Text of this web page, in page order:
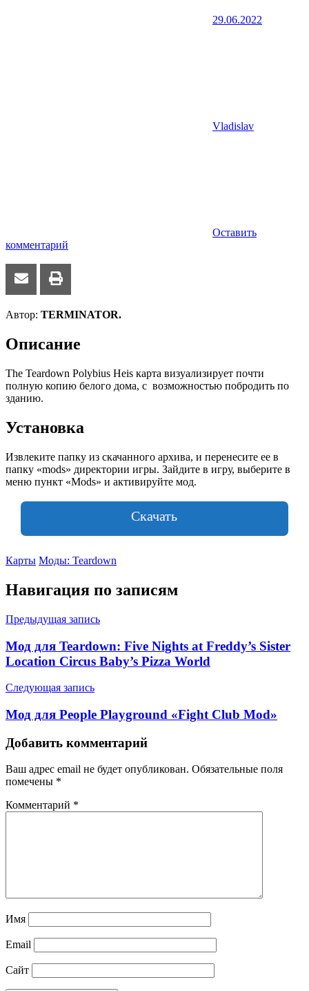
29.06.2022
Vladislav
Оставить
комментарий
Автор: TERMINATOR.
Описание
The Teardown Polybius Heis карта визуализирует почти
полную копию белого дома, с возможностью побродить по
зданию.
Установка
Извлеките папку из скачанного архива, и перенесите ее в
папку «mods» директории игры. Зайдите в игру, выберите в
меню пункт «Mods» и активируйте мод.
Скачать
Карты Моды: Teardown
Навигация по записям
Предыдущая запись
Мод для Teardown: Five Nights at Freddy’s Sister
Location Circus Baby’s Pizza World
Следующая запись
Мод для People Playground «Fight Club Mod»
Добавить комментарий
Ваш адрес email не будет опубликован. Обязательные поля
помечены *
Комментарий *
Имя
Email
Сайт